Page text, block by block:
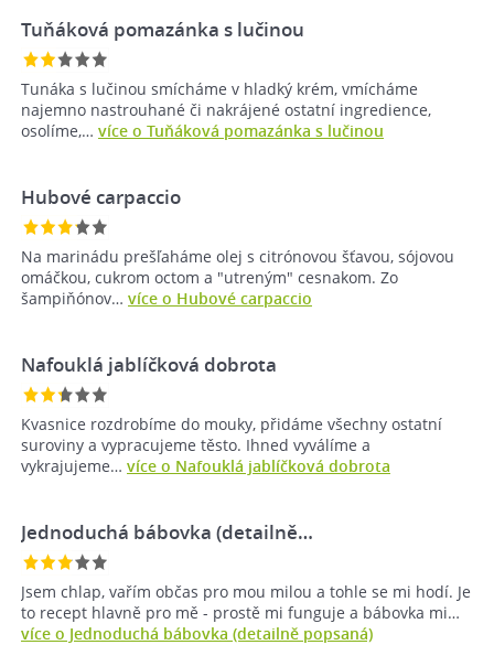
Tuňáková pomazánka s lučinou
Tunáka s lučinou smícháme v hladký krém, vmícháme
najemno nastrouhané či nakrájené ostatní ingredience,
osolíme,… více o Tuňáková pomazánka s lučinou
Hubové carpaccio
Na marinádu prešľaháme olej s citrónovou šťavou, sójovou
omáčkou, cukrom octom a "utreným" cesnakom. Zo
šampiňónov… více o Hubové carpaccio
Nafouklá jablíčková dobrota
Kvasnice rozdrobíme do mouky, přidáme všechny ostatní
suroviny a vypracujeme těsto. Ihned vyválíme a
vykrajujeme… více o Nafouklá jablíčková dobrota
Jednoduchá bábovka (detailně…
Jsem chlap, vařím občas pro mou milou a tohle se mi hodí. Je
to recept hlavně pro mě - prostě mi funguje a bábovka mi…
více o Jednoduchá bábovka (detailně popsaná)